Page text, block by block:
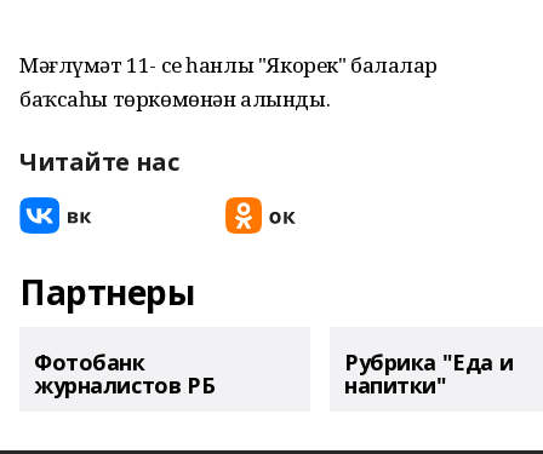
Мәғлүмәт 11- се һанлы "Якорек" балалар
баҡсаһы төркөмөнән алынды.
Читайте нас
Партнеры
Фотобанк
журналистов РБ
Рубрика "Еда и
напитки"